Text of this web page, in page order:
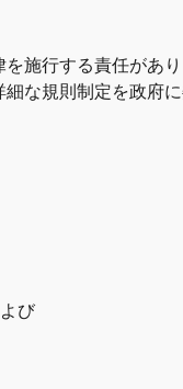
施行する責任があ
な規則制定を政府
び